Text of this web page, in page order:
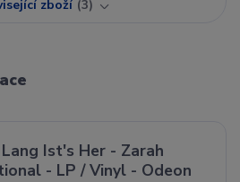
zboží 3
Ist's Her - Zarah
- LP / Vinyl - Odeon